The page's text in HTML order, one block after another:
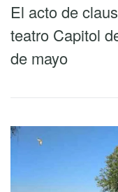
El acto de
teatro Capitol
de mayo